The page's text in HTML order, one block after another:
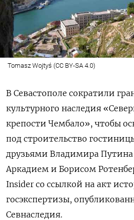
Tomasz Wojtyś (CC BY-SA 4.0)
В Севастополе сократили
культурного наследия
крепости Чембало», чтобы
под строительство
друзьями Владимира
Аркадием и Борисом
Insider со ссылкой на акт
госэкспертизы,
Севнаследия.